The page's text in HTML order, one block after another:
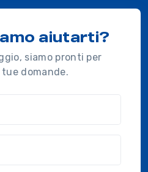
aiutarti?
siamo pronti per
domande.